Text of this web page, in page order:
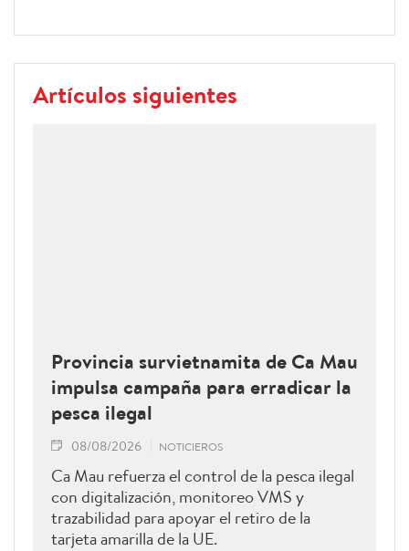
Artículos siguientes
Provincia survietnamita de Ca Mau
impulsa campaña para erradicar la
pesca ilegal
08/08/2026 NOTICIEROS
Ca Mau refuerza el control de la pesca ilegal
con digitalización, monitoreo VMS y
trazabilidad para apoyar el retiro de la
tarjeta amarilla de la UE.